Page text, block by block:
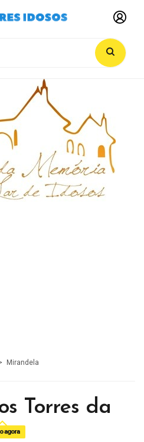
Mirandela
Torres da
agora